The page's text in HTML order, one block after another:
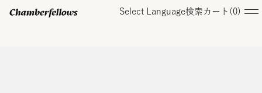
Select Language検索 カート( 0)